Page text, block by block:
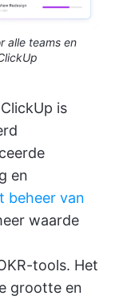
alle teams en
is
en
beheer van
waarde
tools. Het
grootte en